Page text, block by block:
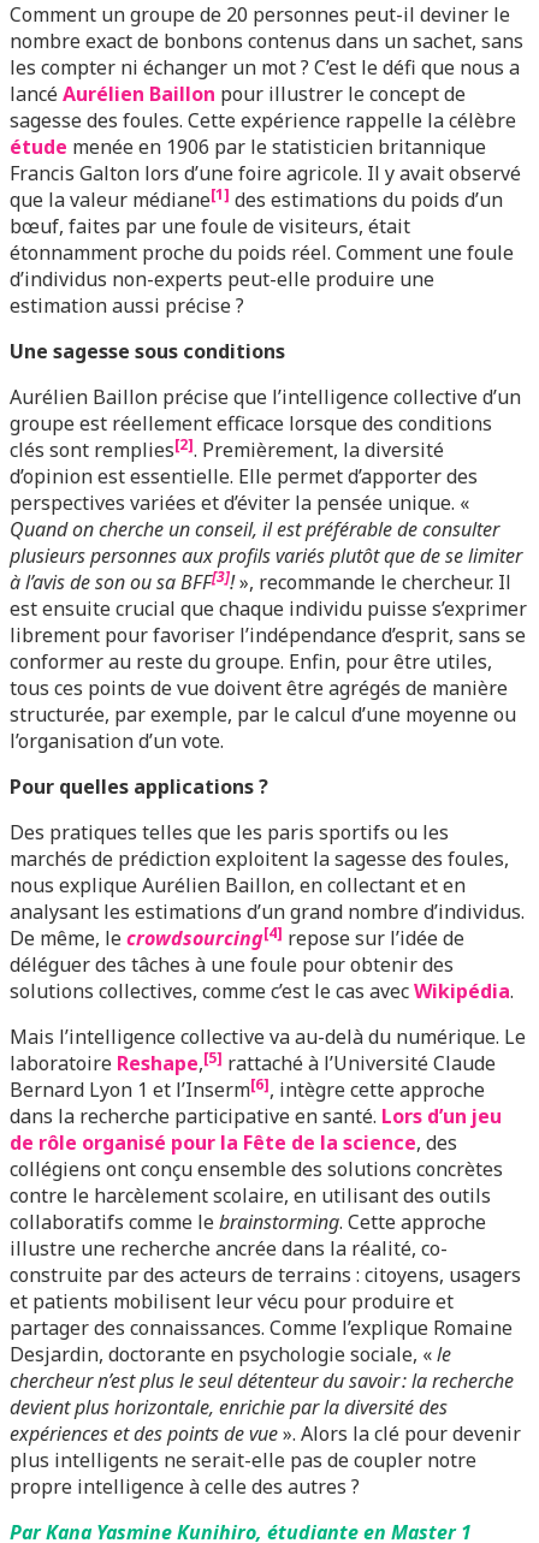
Comment un groupe de 20 personnes peut-il deviner le
nombre exact de bonbons contenus dans un sachet, sans
les compter ni échanger un mot ? C’est le défi que nous a
lancéAurélien Baillon pour illustrer le concept de
sagesse des foules. Cette expérience rappelle la célèbre
étude menée en 1906 par le statisticien britannique
Francis Galton lors d’une foire agricole. Il y avait observé
que la valeur médiane[1] des estimations du poids d’un
bœuf, faites par une foule de visiteurs, était
étonnamment proche du poids réel. Comment une foule
d’individus non-experts peut-elle produire une
estimation aussi précise ?
Une sagesse sous conditions
Aurélien Baillon précise que l’intelligence collective d’un
groupe est réellement efficace lorsque des conditions
clés sont remplies[2]. Premièrement, la diversité
d’opinion est essentielle. Elle permet d’apporter des
perspectives variées et d’éviter la pensée unique. «
Quand on cherche un conseil, il est préférable de consulter
plusieurs personnes aux profils variés plutôt que de se limiter
à l’avis de son ou sa BFF[3]!», recommande le chercheur. Il
est ensuite crucial que chaque individu puisse s’exprimer
librement pour favoriser l’indépendance d’esprit, sans se
conformer au reste du groupe. Enfin, pour être utiles,
tous ces points de vue doivent être agrégés de manière
structurée, par exemple, par le calcul d’une moyenne ou
l’organisation d’un vote.
Pour quelles applications ?
Des pratiques telles que les paris sportifs ou les
marchés de prédiction exploitent la sagesse des foules,
nous explique Aurélien Baillon, en collectant et en
analysant les estimations d’un grand nombre d’individus.
De même, lecrowdsourcing[4] repose sur l’idée de
déléguer des tâches à une foule pour obtenir des
solutions collectives, comme c’est le cas avecWikipédia.
Mais l’intelligence collective va au-delà du numérique. Le
laboratoire Reshape,[5] rattaché à l’Université Claude
Bernard Lyon 1 et l’Inserm[6], intègre cette approche
dans la recherche participative en santé. Lors d’un jeu
de rôle organisé pour la Fête de la science, des
collégiens ont conçu ensemble des solutions concrètes
contre le harcèlement scolaire, en utilisant des outils
collaboratifs comme lebrainstorming. Cette approche
illustre une recherche ancrée dans la réalité, co-
construite par des acteurs de terrains : citoyens, usagers
et patients mobilisent leur vécu pour produire et
partager des connaissances. Comme l’explique Romaine
Desjardin, doctorante en psychologie sociale, «le
chercheur n’est plus le seul détenteur du savoir : la recherche
devient plus horizontale, enrichie par la diversité des
expériences et des points de vue». Alors la clé pour devenir
plus intelligents ne serait-elle pas de coupler notre
propre intelligence à celle des autres ?
Par Kana Yasmine Kunihiro, étudiante en Master 1